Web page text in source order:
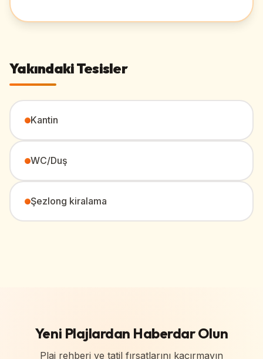
Yakındaki Tesisler
Kantin
WC/Duş
Şezlong kiralama
Yeni Plajlardan Haberdar Olun
Plaj rehberi ve tatil fırsatlarını kaçırmayın